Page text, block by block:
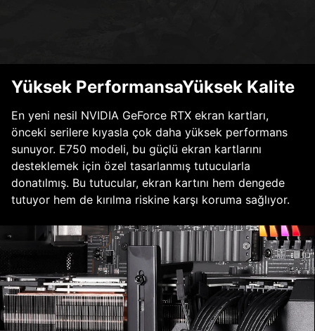
Yüksek PerformansaYüksek Kalite
En yeni nesil NVIDIA GeForce RTX ekran kartları,
önceki serilere kıyasla çok daha yüksek performans
sunuyor. E750 modeli, bu güçlü ekran kartlarını
desteklemek için özel tasarlanmış tutucularla
donatılmış. Bu tutucular, ekran kartını hem dengede
tutuyor hem de kırılma riskine karşı koruma sağlıyor.